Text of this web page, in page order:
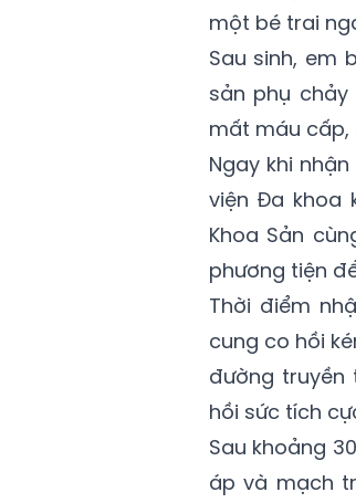
một bé trai
Sau sinh, em
sản phụ
mất máu cấp,
Ngay khi
viện Đa khoa
Khoa Sản
phương tiện
Thời điểm
cung co hồi
đường truyền
hồi sức tích
Sau khoảng
áp và mạch